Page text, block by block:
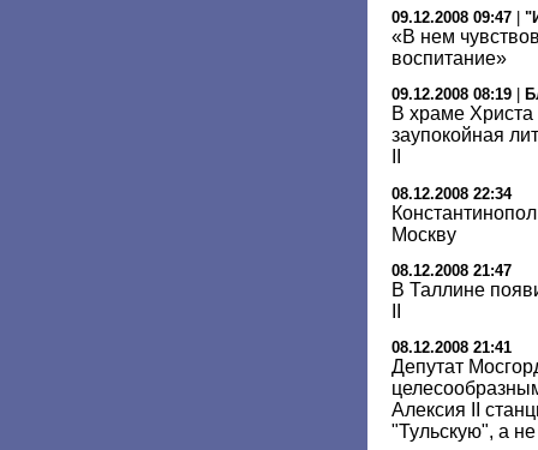
09.12.2008 09:47
«В нем
воспитание»
09.12.2008 08:19
В храме Христа
заупокойная
08.12.2008 22:34
Москву
08.12.2008 21:47
В Таллине
08.12.2008 21:41
Депутат
Алексия II
"Тульскую", а